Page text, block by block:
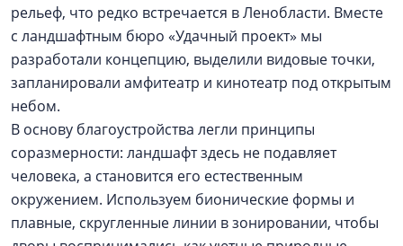
рельеф, что редко встречается в Ленобласти. Вместе
с ландшафтным бюро «Удачный проект» мы
разработали концепцию, выделили видовые точки,
запланировали амфитеатр и кинотеатр под открытым
небом.
В основу благоустройства легли принципы
соразмерности: ландшафт здесь не подавляет
человека, а становится его естественным
окружением. Используем бионические формы и
плавные, скругленные линии в зонировании, чтобы